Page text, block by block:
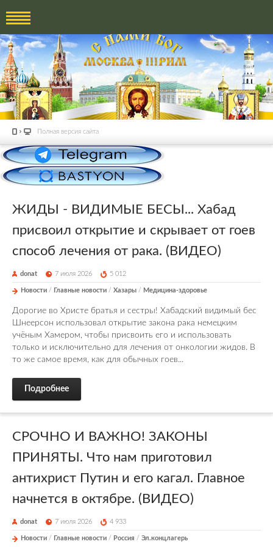
Полная версия сайта
ЖИДЫ - ВИДИМЫЕ БЕСЫ... Хабад
присвоил открытие и скрывает от гоев
способ лечения от рака. (ВИДЕО)
donat 7 июля 2026 5 012
Новости / Главные новости / Хазары / Медицина-здоровье
Дорогие во Христе братья и сестры! Хабадский видимый бес
Шнеерсон использовал открытие закона рака немецким
учёным Хамером, чтобы присвоить его и использовать
только и исключительно для лечения от онкологии жидов. В
то же самое время, как для обычных гоев...
Подробнее
СРОЧНО И ВАЖНО! ЗАКОНЫ
ПРИНЯТЫ. Что нам приготовил
антихрист Путин и его кагал. Главное
начнется в октябре. (ВИДЕО)
donat 7 июля 2026 4 933
Новости / Главные новости / Россия / Эл.концлагерь